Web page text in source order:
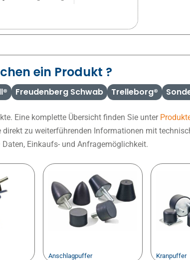
ein Produkt ?
Freudenberg Schwab Trelleborg®
Eine komplette Übersicht finden Sie unter
zu weiterführenden Informationen mit
Einkaufs- und Anfragemöglichkeit.
Anschlagpuffer Kranpuffer